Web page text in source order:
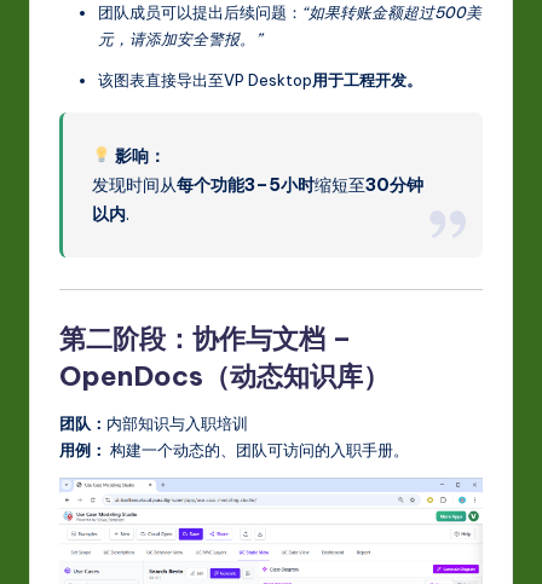
团队成员可以提出后续问题： “如果转账金额超过500美
元，请添加安全警报。”
该图表直接导出至VP Desktop用于工程开发。
影响：
发现时间从每个功能3–5小时缩短至30分钟
以内.
第二阶段：协作与文档 –
OpenDocs（动态知识库）
团队： 内部知识与入职培训
用例： 构建一个动态的、团队可访问的入职手册。